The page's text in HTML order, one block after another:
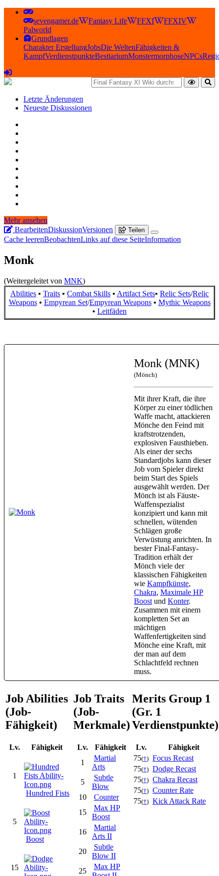
sevengamer.de Fantasy Life FFXI
FFXIV
Palworld
Grundlagen
Charakter ErstellungJobsDie WeltenFähigkeiten &
KampfVerdienstpunkteBestiariumMonstermorphoseNPCs
Letzte Änderungen
Neueste Diskussionen
Mehr ansehen
BearbeitenDiskussionVersionen Teilen
Cache leerenBeobachtenLinks auf diese SeiteInformation
Monk
(Weitergeleitet von MNK)
Abilities • Traits • Combat Skills • Artifact Sets• Relic Sets/Relic
Weapons • Empyrean Set/Empyrean Weapons • Mythic Weapons
• Leitfäden
Monk (MNK)
(Mönch)
Mit ihrer Kraft, die ihre
Körper zu einer tödlichen
Waffe macht, attackieren
Mönche den Feind mit
kraftstrotzenden,
explosiven Fausthieben.
Als einer der sechs
Standardjobs kann dieser
Job vom Spieler direkt
beim Start des Spiels
ausgewählt werden. Der
Mönch ist als Fäuste-
Waffenspezialist
konzipiert und kann mit
schnellen, wütenden
Schlägen große
Verwüstung anrichten. In
bester Final-Fantasy-
Tradition erhält der
Mönch viele der
klassischen Fähigkeiten
wie Kampfkünste,
Chakra, Maximale HP
Boost und Konter.
Zusammen mit einem
kompletten Set an
mächtigen
Waffenfertigkeiten sind
Mönche eine Kraft, mit
der man auf dem
Schlachtfeld rechnen
muss.
Job Abilities
(Job-
Fähigkeit)
Lv. Fähigkeit
1
Hundred Fists
5
Boost
15
Job Traits
(Job-
Merkmale)
Lv.
Fähigkeit
1
Martial
Arts
5
Subtle
Blow
10
Counter
15
Max HP
Boost
16
Martial
Arts II
20
Subtle
Blow II
25
Max HP
Merits Group 1
(Gr. 1
Verdienstpunkte)
Lv.
Fähigkeit
75(†) Focus Recast
75(†) Dodge Recast
75(†) Chakra Recast
75(†) Counter Rate
75(†) Kick Attack Rate